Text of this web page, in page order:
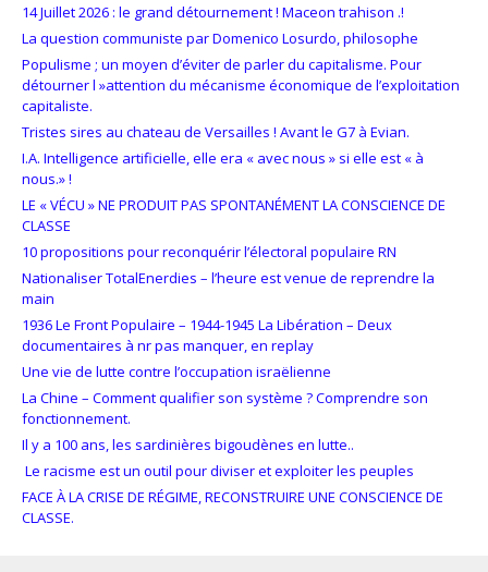
14 Juillet 2026 : le grand détournement ! Maceon trahison .!
La question communiste par Domenico Losurdo, philosophe
Populisme ; un moyen d’éviter de parler du capitalisme. Pour
détourner l »attention du mécanisme économique de l’exploitation
capitaliste.
Tristes sires au chateau de Versailles ! Avant le G7 à Evian.
I.A. Intelligence artificielle, elle era « avec nous » si elle est « à
nous.» !
LE « VÉCU » NE PRODUIT PAS SPONTANÉMENT LA CONSCIENCE DE
CLASSE
10 propositions pour reconquérir l’électoral populaire RN
Nationaliser TotalEnerdies – l’heure est venue de reprendre la
main
1936 Le Front Populaire – 1944-1945 La Libération – Deux
documentaires à nr pas manquer, en replay
Une vie de lutte contre l’occupation israëlienne
La Chine – Comment qualifier son système ? Comprendre son
fonctionnement.
Il y a 100 ans, les sardinières bigoudènes en lutte..
Le racisme est un outil pour diviser et exploiter les peuples
FACE À LA CRISE DE RÉGIME, RECONSTRUIRE UNE CONSCIENCE DE
CLASSE.